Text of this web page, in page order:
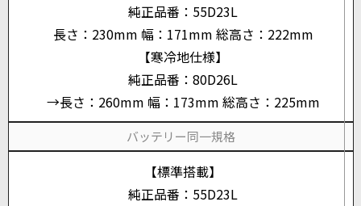
純正品番：55D23L
長さ：230mm 幅：171mm 総高さ：222mm
【寒冷地仕様】
純正品番：80D26L
→長さ：260mm 幅：173mm 総高さ：225mm
バッテリー同一規格
【標準搭載】
純正品番：55D23L